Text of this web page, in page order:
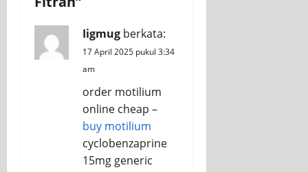
i
o
Iigmug berkata:
17 April 2025 pukul 3:34
am
order motilium
online cheap –
buy motilium
cyclobenzaprine
15mg generic